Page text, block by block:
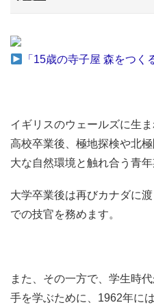
「15歳の寺子屋 森をつ
イギリスのウェールズに生
高校卒業後、極地探検や北
大な自然環境と触れ合う青
大学卒業後は再びカナダに
での技官を務めます。
また、その一方で、学生時
手を学ぶために、1962年に